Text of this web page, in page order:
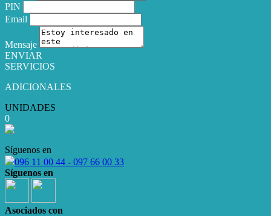
PIN
Email
Mensaje
ENVIAR
SERVICIOS
ADICIONALES
UNIDADES
0
Síguenos en
096 11 00 44 - 097 66 00 33
Síguenos en
Asociados con